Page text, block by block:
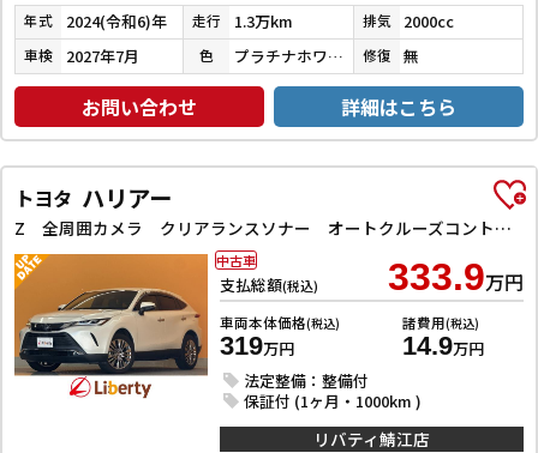
年式 2024(令和6)年 走行 1.3万km 排気 2000cc
車検 2027年7月 色 プラチナホワイトパールマイカ 修復 無
お問い合わせ 詳細はこちら
トヨタ ハリアー
Z 全周囲カメラ クリアランスソナー オートクルーズコントロール レーンアシスト パワーシート 衝突被害軽減システム TV オートマチックハイビーム オートライト LEDヘッドランプ 電動リアゲート
支払総額(税込) 333.9万円
車両本体価格(税込)
319万円
諸費用(税込)
14.9万円
法定整備：整備付
保証付 (1ヶ月・1000km )
中古車
リバティ鯖江店